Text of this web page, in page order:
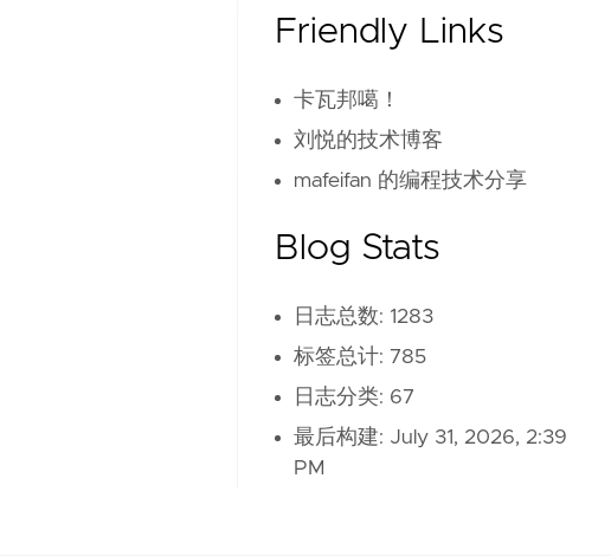
Friendly Links
卡瓦邦噶！
刘悦的技术博客
mafeifan 的编程技术分享
Blog Stats
日志总数: 1283
标签总计: 785
日志分类: 67
最后构建: July 31, 2026, 2:39
PM